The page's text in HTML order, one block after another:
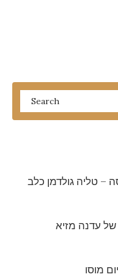
טליה גולדמן כלב
של עדנה מזיא
מוסו